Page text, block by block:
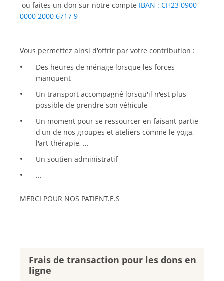
ou faites un don sur notre compte IBAN : CH23 0900
0000 2000 6717 9
Vous permettez ainsi d'offrir par votre contribution :
Des heures de ménage lorsque les forces
manquent
Un transport accompagné lorsqu'il n'est plus
possible de prendre son véhicule
Un moment pour se ressourcer en faisant partie
d'un de nos groupes et ateliers comme le yoga,
l'art-thérapie, ...
Un soutien administratif
...
MERCI POUR NOS PATIENT.E.S
Frais de transaction pour les dons en
ligne